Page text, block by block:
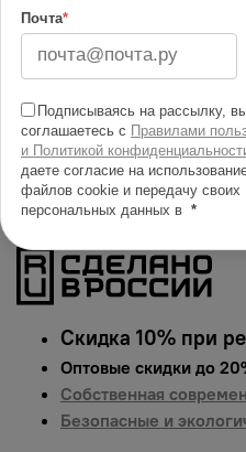
Описание тканей
Яркий и сочный принт на
Гарантированная
подходит для одежды,
аксессуаров. Цена указана
Скидка 10% при
Оптовые скидки до
Собственная
Безопасные и
Почта*
Подписываясь на рассылку,
соглашаетесь с Правилами
и Политикой
даете согласие на
файлов cookie и передачу своих
персональных данных в *